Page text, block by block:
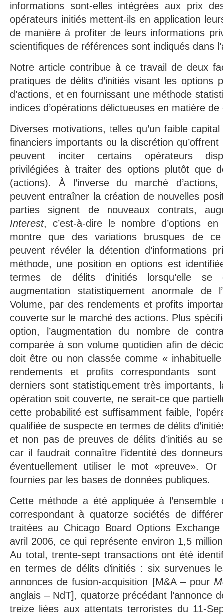
informations sont-elles intégrées aux prix
opérateurs initiés mettent-ils en application
de manière à profiter de leurs informations
scientifiques de références sont indiqués dans
Notre article contribue à ce travail de deux
pratiques de délits d’initiés visant les options
d’actions, et en fournissant une méthode
indices d’opérations délictueuses en matière de
Diverses motivations, telles qu’un faible
financiers importants ou la discrétion qu’offrent
peuvent inciter certains opérateurs
privilégiées à traiter des options plutôt que
(actions). À l’inverse du marché
peuvent entraîner la création de nouvelles
parties signent de nouveaux contrats,
Interest, c’est-à-dire le nombre d’options
montre que des variations brusques de
peuvent révéler la détention d’informations
méthode, une position en options est
termes de délits d’initiés lorsqu’elle se
augmentation statistiquement anormale de l’
Volume, par des rendements et profits
couverte sur le marché des actions. Plus
option, l’augmentation du nombre de
comparée à son volume quotidien afin de
doit être ou non classée comme «
rendements et profits correspondants
derniers sont statistiquement très importants,
opération soit couverte, ne serait-ce que
cette probabilité est suffisamment faible,
qualifiée de suspecte en termes de délits
et non pas de preuves de délits d’initiés au
car il faudrait connaître l’identité des
éventuellement utiliser le mot «preuve».
fournies par les bases de données publiques.
Cette méthode a été appliquée à l’ensemble
correspondant à quatorze sociétés de
traitées au Chicago Board Options
avril 2006, ce qui représente environ 1,5
Au total, trente-sept transactions ont été
en termes de délits d’initiés : six survenues
annonces de fusion-acquisition [M&A – pour
anglais – NdT], quatorze précédant l’annonce
treize liées aux attentats terroristes du 11-